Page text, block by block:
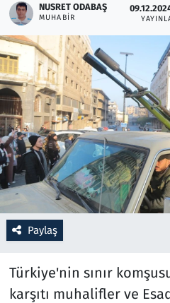
NUSRET ODABAŞ
MUHABIR
Paylaş
Türkiye'nin sınır
karşıtı muhalifler ve
Otomobil
Oyun
Ramazan
Resmi İlanlar
Rüya Tabirleri
Sağlık
Savunma Sanayi
Spor